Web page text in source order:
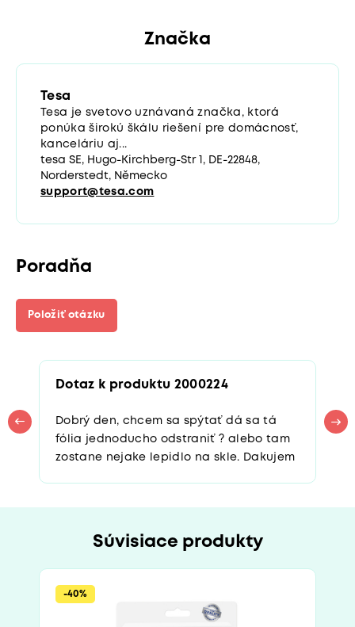
Značka
Tesa
Tesa je svetovo uznávaná značka, ktorá
ponúka širokú škálu riešení pre domácnosť,
kanceláriu aj...
tesa SE, Hugo-Kirchberg-Str 1, DE-22848,
Norderstedt, Německo
support@tesa.com
Poradňa
Položiť otázku
Dotaz k produktu 2000224
Dobrý den, chcem sa spýtať dá sa tá
fólia jednoducho odstraniť ? alebo tam
zostane nejake lepidlo na skle. Dakujem
Súvisiace produkty
-40%